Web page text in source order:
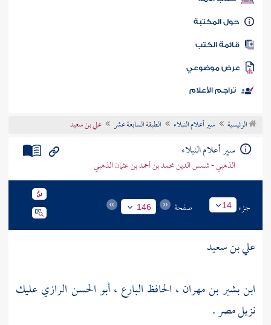
كتاب الأمة
المكتبة
الكتب
موضوعي
تراجم الأعلام
الرئيسية سير أعلام النبلاء الطبقة السابعة عشر علي بن سعيد
سير أعلام النبلاء
الذهبي - شمس الدين محمد بن أحمد بن عثمان الذهبي
جزء 14 صفحة 146
علي بن سعيد
ابن بشير بن مهران ، الحافظ البارع ، أبو الحسن الرازي عليك
نزيلمصر.